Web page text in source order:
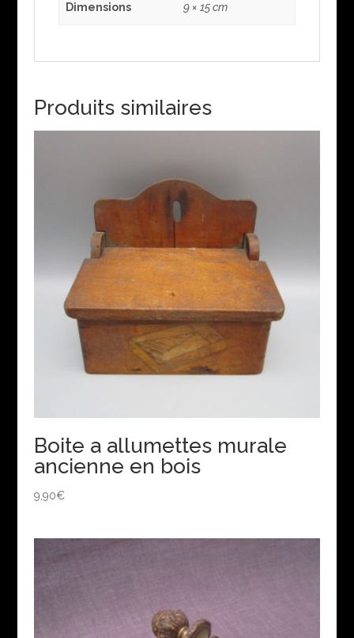
Dimensions 9 × 15 cm
Produits similaires
Boite a allumettes murale
ancienne en bois
9,90€